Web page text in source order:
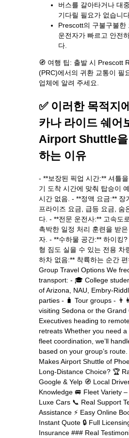
버스를 갈아타거나 대
기다릴 필요가 없습니
Prescott의 구불구불한
운전자가 빠르고 안전
다.
🧭 여행 팁: 출발 시 Prescott
(PRC)에서의 귀환 교통이 필
업체에 알려 주세요.
✅ 이러한 목적지
카나 라이드 쉐어
Airport Shuttle을
하는 이유
- **보장된 픽업 시간:** 셔틀
기 도착 시간에 맞춰 탑승이
시간 없음. - **정액 요금:** 장
프라이즈 요금, 급등 요금, 숨
다. - **전문 운전사:** 고속도
촉박한 일정 처리 훈련을 받
자. - **수하물 공간:** 하이킹
형 짐도 실을 수 있는 전용 차
하차 없음:** 착륙하는 순간
Group Travel Options We
transport: - 🎓 College
of Arizona, NAU,
parties - 🧳 Tour groups -
visiting Sedona or the Grand
Executives heading to
retreats Whether you need
fleet coordination, we’ll
based on your group’s
Makes Airport Shuttle of
Long‑Distance Choice? 🏆
Google & Yelp 🧭 Local
Knowledge 🚐 Fleet Variety –
Luxe Cars 📞 Real Support
Assistance ⚡ Easy Online
Instant Quote 🔒 Full
Insurance ### Real